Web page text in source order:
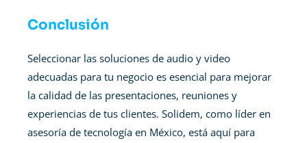
Conclusión
Seleccionar las soluciones de audio y video
adecuadas para tu negocio es esencial para mejorar
la calidad de las presentaciones, reuniones y
experiencias de tus clientes. Solidem, como líder en
asesoría de tecnología en México, está aquí para